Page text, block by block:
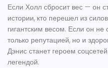
Если Холл сбросит вес — он
истории, кто перешел из
гигантским весом. Если он
только репутацией, но и
Дэнис станет героем
легендой.